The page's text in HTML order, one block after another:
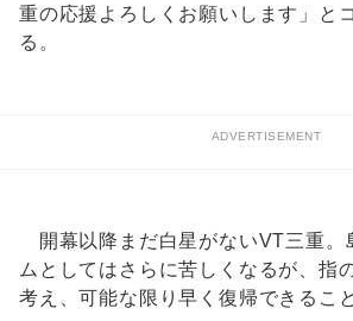
重の応援よろしくお願いします」と
る。
ADVERTISEMENT
開幕以降まだ白星がないVT三重。
ムとしてはさらに苦しくなるが、指
考え、可能な限り早く復帰できるこ